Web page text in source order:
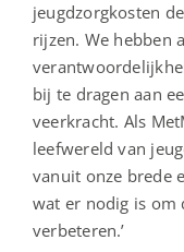
jeugdzorgkosten
rijzen. We hebben
bij te dragen aan
veerkracht. Als
leefwereld van
vanuit onze brede
wat er nodig is om
verbeteren.’